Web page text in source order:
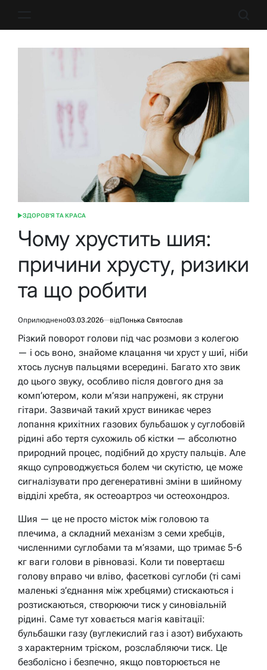
ОПУБЛІКУВАТИ
ЗДОРОВ'Я ТА КРАСА
Чому хрустить шия:
причини хрусту, ризики
та що робити
Оприлюднено03.03.2026 відПонька Святослав
Різкий поворот голови під час розмови з колегою
— і ось воно, знайоме клацання чи хруст у шиї, ніби
хтось луснув пальцями всередині. Багато хто звик
до цього звуку, особливо після довгого дня за
комп’ютером, коли м’язи напружені, як струни
гітари. Зазвичай такий хруст виникає через
лопання крихітних газових бульбашок у суглобовій
рідині або тертя сухожиль об кістки — абсолютно
природний процес, подібний до хрусту пальців. Але
якщо супроводжується болем чи скутістю, це може
сигналізувати про дегенеративні зміни в шийному
відділі хребта, як остеоартроз чи остеохондроз.
Шия — це не просто місток між головою та
плечима, а складний механізм з семи хребців,
численними суглобами та м’язами, що тримає 5-6
кг ваги голови в рівновазі. Коли ти повертаєш
голову вправо чи вліво, фасеткові суглоби (ті самі
маленькі з’єднання між хребцями) стискаються і
розтискаються, створюючи тиск у синовіальній
рідині. Саме тут ховається магія кавітації:
бульбашки газу (вуглекислий газ і азот) вибухають
з характерним тріском, розслабляючи тиск. Це
безболісно і безпечно, якщо повторюється не